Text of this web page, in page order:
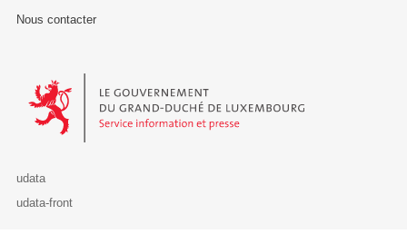
Nous contacter
Le Gouvernement du Grand-Duché de Luxembourg - Service
udata
udata-front